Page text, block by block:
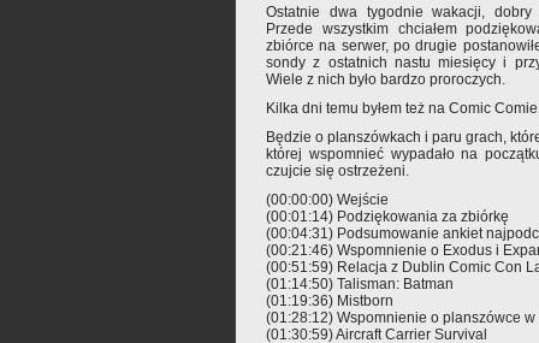
Ostatnie dwa tygodnie wakacji,
Przede wszystkim chciałem
zbiórce na serwer, po drugie
sondy z ostatnich nastu miesięcy i
Wiele z nich było bardzo proroczych.
Kilka dni temu byłem też na Comic
Będzie o planszówkach i paru grach,
której wspomnieć wypadało na
czujcie się ostrzeżeni.
(00:00:00) Wejście
(00:01:14) Podziękowania za zbiórkę
(00:04:31) Podsumowanie ankiet
(00:21:46) Wspomnienie o Exodus i
(00:51:59) Relacja z Dublin Comic Con
(01:14:50) Talisman: Batman
(01:19:36) Mistborn
(01:28:12) Wspomnienie o planszówce
(01:30:59) Aircraft Carrier Survival